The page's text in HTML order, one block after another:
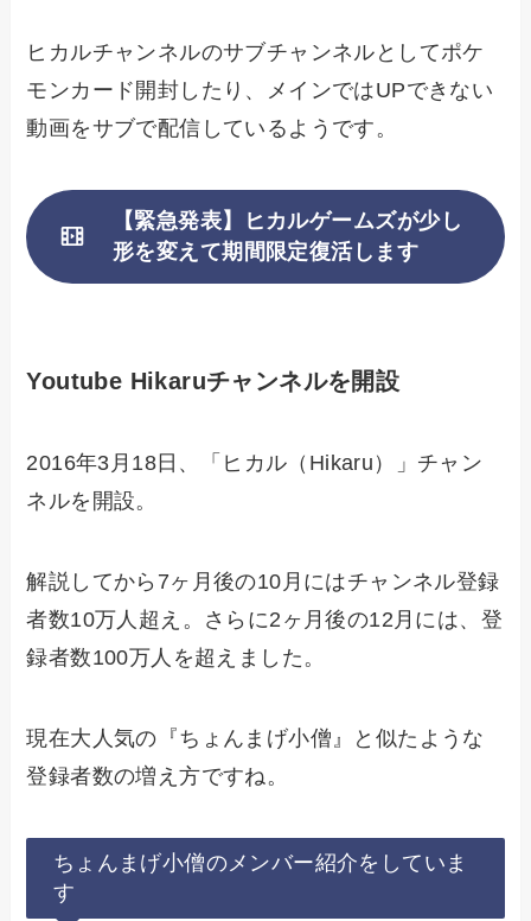
ヒカルチャンネルのサブチャンネルとしてポケ
モンカード開封したり、メインではUPできない
動画をサブで配信しているようです。
【緊急発表】ヒカルゲームズが少し
形を変えて期間限定復活します
Youtube Hikaruチャンネルを開設
2016年3月18日、「ヒカル（Hikaru）」チャン
ネルを開設。
解説してから7ヶ月後の10月にはチャンネル登録
者数10万人超え。さらに2ヶ月後の12月には、登
録者数100万人を超えました。
現在大人気の『ちょんまげ小僧』と似たような
登録者数の増え方ですね。
ちょんまげ小僧のメンバー紹介をしていま
す